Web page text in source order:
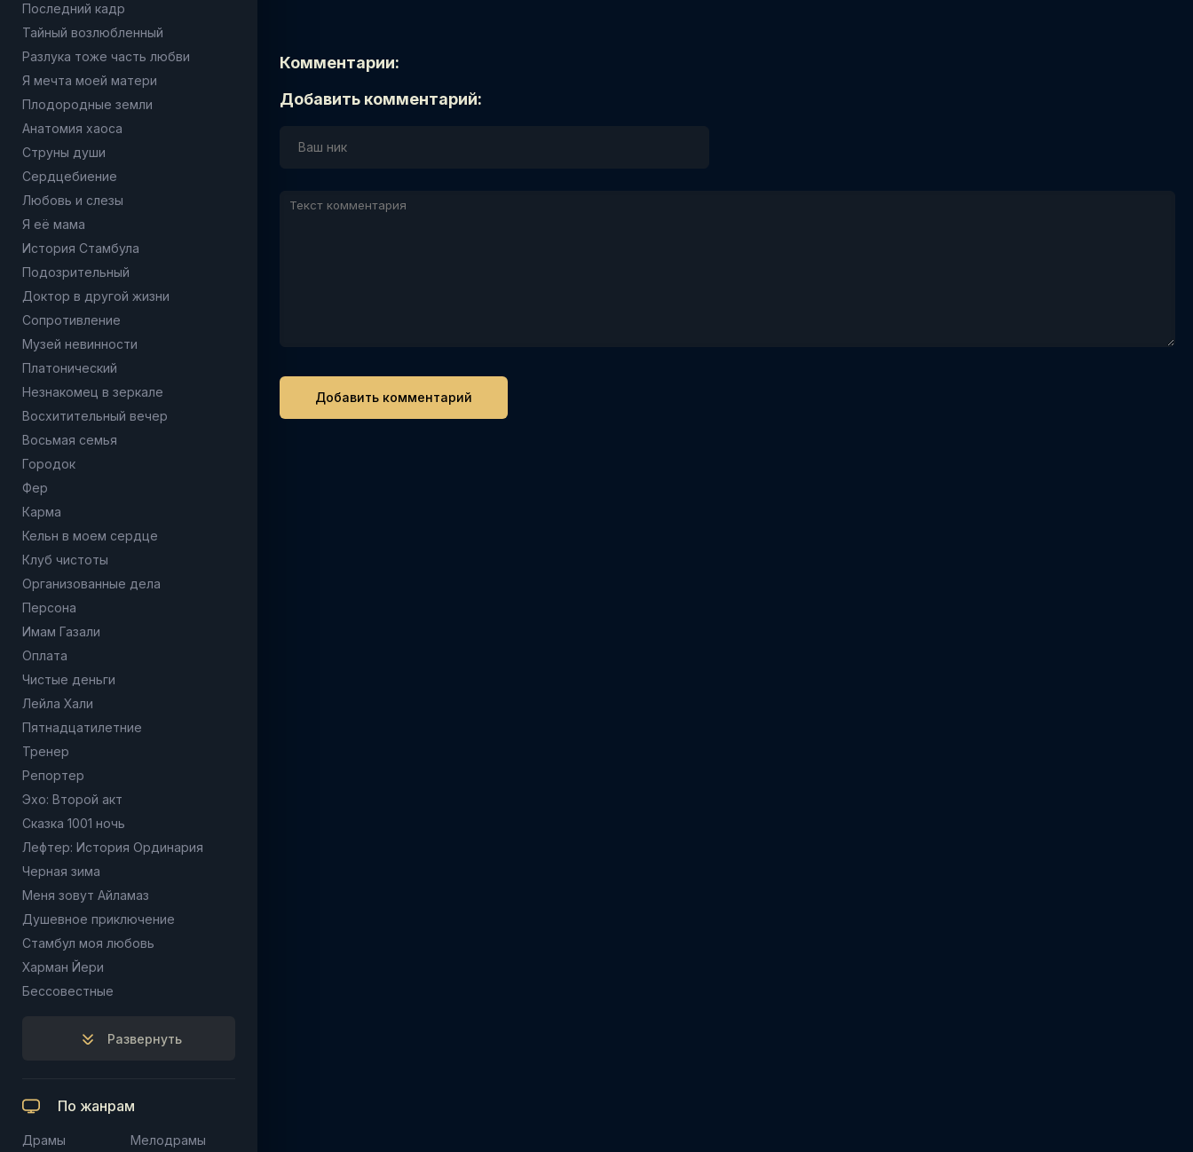
Последний кадр
Тайный возлюбленный
Разлука тоже часть любви
Я мечта моей матери
Плодородные земли
Анатомия хаоса
Струны души
Сердцебиение
Любовь и слезы
Я её мама
История Стамбула
Подозрительный
Доктор в другой жизни
Сопротивление
Музей невинности
Платонический
Незнакомец в зеркале
Восхитительный вечер
Восьмая семья
Городок
Фер
Карма
Кельн в моем сердце
Клуб чистоты
Организованные дела
Персона
Имам Газали
Оплата
Чистые деньги
Лейла Хали
Пятнадцатилетние
Тренер
Репортер
Эхо: Второй акт
Сказка 1001 ночь
Лефтер: История Ординария
Черная зима
Меня зовут Айламаз
Душевное приключение
Стамбул моя любовь
Харман Йери
Бессовестные
Развернуть
По жанрам
Драмы Мелодрамы
Комментарии:
Добавить комментарий: